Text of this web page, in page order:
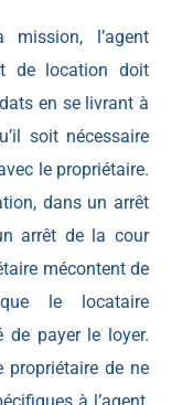
l’agent
de location doit
en se livrant à
soit nécessaire
le propriétaire.
dans un arrêt
arrêt de la cour
mécontent de
le locataire
de payer le loyer.
propriétaire de ne